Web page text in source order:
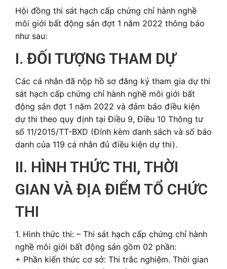
Hội đồng thi sát hạch cấp chứng chỉ hành nghề
môi giới bất động sản đợt 1 năm 2022 thông báo
như sau:
I. ĐỐI TƯỢNG THAM DỰ
Các cá nhân đã nộp hồ sơ đăng ký tham gia dự thi
sát hạch cấp chứng chỉ hành nghề môi giới bất
động sản đợt 1 năm 2022 và đảm bảo điều kiện
dự thi theo quy định tại Điều 9, Điều 10 Thông tư
số 11/2015/TT-BXD (Đính kèm danh sách và số báo
danh của 119 cá nhân đủ điều kiện dự thi).
II. HÌNH THỨC THI, THỜI
GIAN VÀ ĐỊA ĐIỂM TỔ CHỨC
THI
1. Hình thức thi: – Thi sát hạch cấp chứng chỉ hành
nghề môi giới bất động sản gồm 02 phần:
+ Phần kiến thức cơ sở: Thi trắc nghiệm. Thời gian